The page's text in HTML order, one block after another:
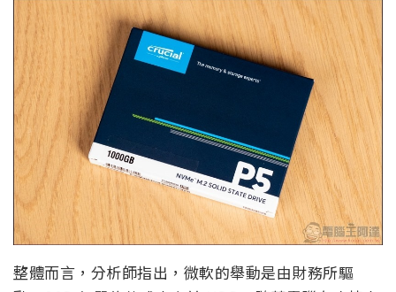
整體而言，分析師指出，微軟的舉動是由財務所驅